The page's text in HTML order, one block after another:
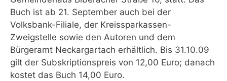
Buch ist ab 21. September auch bei der
Volksbank-Filiale, der Kreissparkassen-
Zweigstelle sowie den Autoren und dem
Bürgeramt Neckargartach erhältlich. Bis 31.10.09
gilt der Subskriptionspreis von 12,00 Euro; danach
kostet das Buch 14,00 Euro.